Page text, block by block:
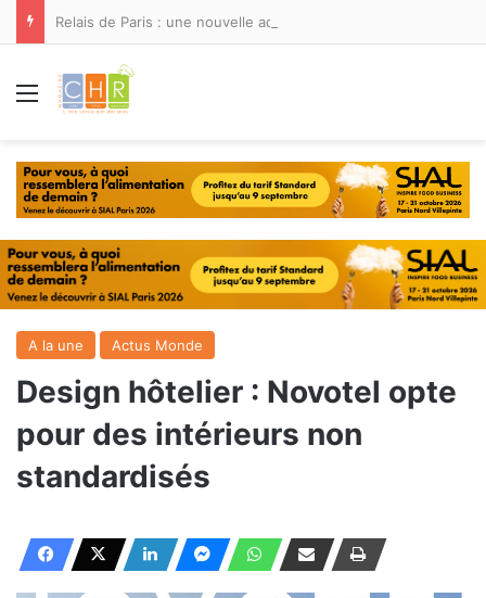
Menu
A la une Actus Monde
Design hôtelier : Novotel opte
pour des intérieurs non
standardisés